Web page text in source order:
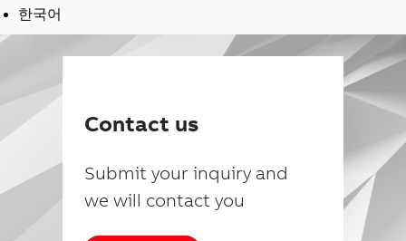
한국어
Contact us
Submit your inquiry and
we will contact you